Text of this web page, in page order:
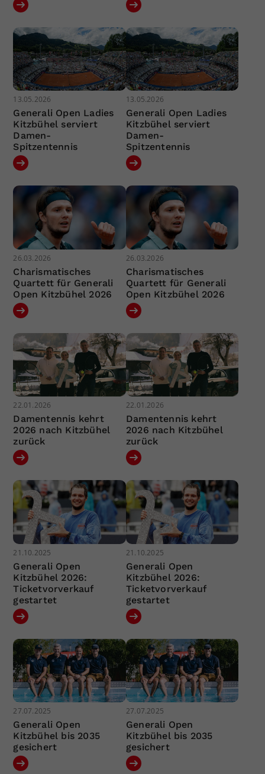
13.05.2026
Generali Open Ladies
Kitzbühel serviert
Damen-
Spitzentennis
13.05.2026
Generali Open Ladies
Kitzbühel serviert
Damen-
Spitzentennis
26.03.2026
Charismatisches
Quartett für Generali
Open Kitzbühel 2026
26.03.2026
Charismatisches
Quartett für Generali
Open Kitzbühel 2026
22.01.2026
Damentennis kehrt
2026 nach Kitzbühel
zurück
22.01.2026
Damentennis kehrt
2026 nach Kitzbühel
zurück
21.10.2025
Generali Open
Kitzbühel 2026:
Ticketvorverkauf
gestartet
21.10.2025
Generali Open
Kitzbühel 2026:
Ticketvorverkauf
gestartet
27.07.2025
Generali Open
Kitzbühel bis 2035
gesichert
27.07.2025
Generali Open
Kitzbühel bis 2035
gesichert